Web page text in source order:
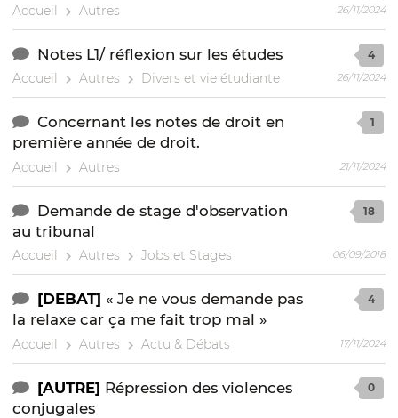
Accueil Autres 26/11/2024
Notes L1/ réflexion sur les études
Accueil Autres Divers et vie étudiante
4
26/11/2024
Concernant les notes de droit en
première année de droit.
Accueil Autres
1
21/11/2024
Demande de stage d'observation
au tribunal
Accueil Autres Jobs et Stages
18
06/09/2018
[DEBAT] « Je ne vous demande pas
la relaxe car ça me fait trop mal »
Accueil Autres Actu & Débats
4
17/11/2024
[AUTRE] Répression des violences
conjugales
0